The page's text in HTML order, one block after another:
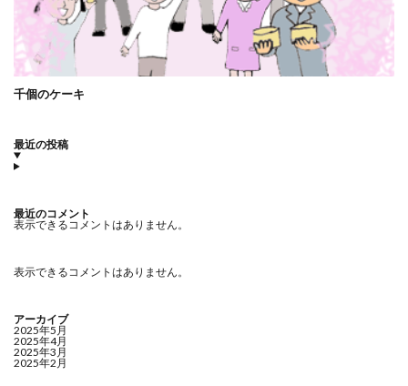
千個のケーキ
最近の投稿
最近のコメント
表示できるコメントはありません。
表示できるコメントはありません。
アーカイブ
2025年5月
2025年4月
2025年3月
2025年2月